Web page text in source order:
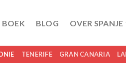
BOEK BLOG OVER SPANJE
TENERIFE GRAN CANARIA